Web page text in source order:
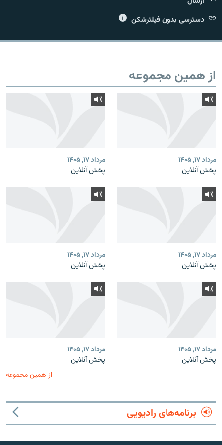
دسترسی بدون فیلترشکن
از همین مجموعه
مرداد ۱۷, ۱۴۰۵
پخش آنلاین
مرداد ۱۷, ۱۴۰۵
پخش آنلاین
مرداد ۱۷, ۱۴۰۵
پخش آنلاین
مرداد ۱۷, ۱۴۰۵
پخش آنلاین
مرداد ۱۷, ۱۴۰۵
پخش آنلاین
مرداد ۱۷, ۱۴۰۵
پخش آنلاین
از همین مجموعه
برنامه‌های رادیویی